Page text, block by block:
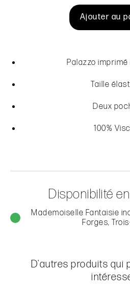
Ajouter au
Palazzo
Taille
Deux
100%
Disponibilité
Mademoiselle Fantaisie
Forges,
D'autres produits qui